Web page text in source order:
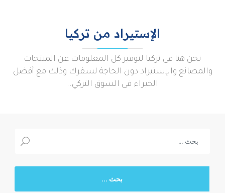
الإستيراد من تركيا
نحن هنا فى تركيا لتوفير كل المعلومات عن المنتجات
والمصانع والإستيراد دون الحاجة لسفرك وذلك مع أفضل
الخبراء فى السوق التركي..